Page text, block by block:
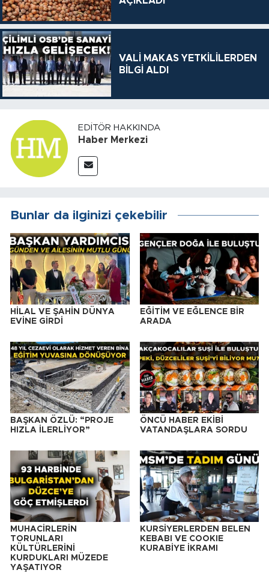
VALİ MAKAS YETKİLİLERDEN
BİLGİ ALDI
EDITÖR HAKKINDA
Haber Merkezi
Bunlar da ilginizi çekebilir
HİLAL VE ŞAHİN DÜNYA
EVİNE GİRDİ
EĞİTİM VE EĞLENCE BİR
ARADA
BAŞKAN ÖZLÜ: “PROJE
HIZLA İLERLİYOR”
ÖNCÜ HABER EKİBİ
VATANDAŞLARA SORDU
MUHACİRLERİN
TORUNLARI
KÜLTÜRLERİNİ
KURDUKLARI MÜZEDE
YAŞATIYOR
KURSİYERLERDEN BELEN
KEBABI VE COOKIE
KURABİYE İKRAMI